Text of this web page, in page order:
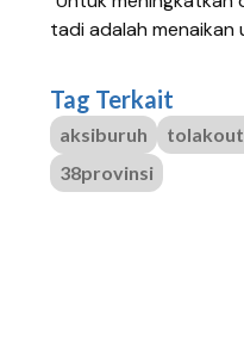
tadi adalah menaikan
Tag Terkait
aksiburuh
38provinsi